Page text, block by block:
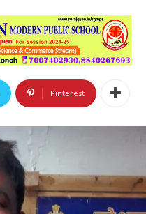
Pinterest